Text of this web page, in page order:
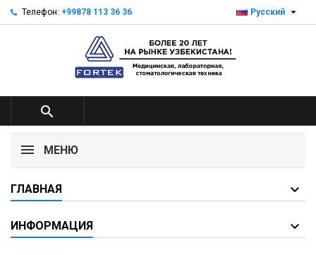
Телефон: +99878 113 36 36 Русский 

МЕНЮ
ГЛАВНАЯ
ИНФОРМАЦИЯ